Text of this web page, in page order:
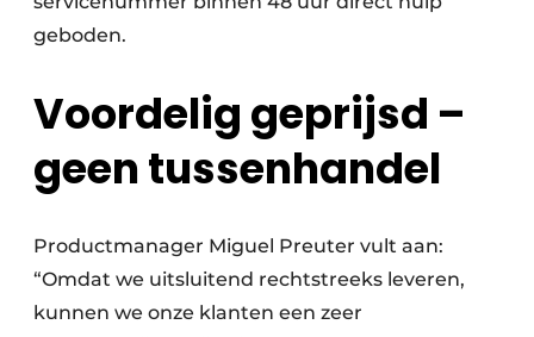
geboden.
Voordelig geprijsd –
geen tussenhandel
Productmanager Miguel Preuter vult aan:
“Omdat we uitsluitend rechtstreeks leveren,
kunnen we onze klanten een zeer